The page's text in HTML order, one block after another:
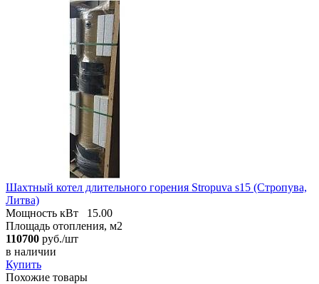
Шахтный котел длительного горения Stropuva s15 (Стропува,
Литва)
Мощность кВт
15.00
Площадь отопления, м2
110700 руб./шт
в наличии
Купить
Похожие товары